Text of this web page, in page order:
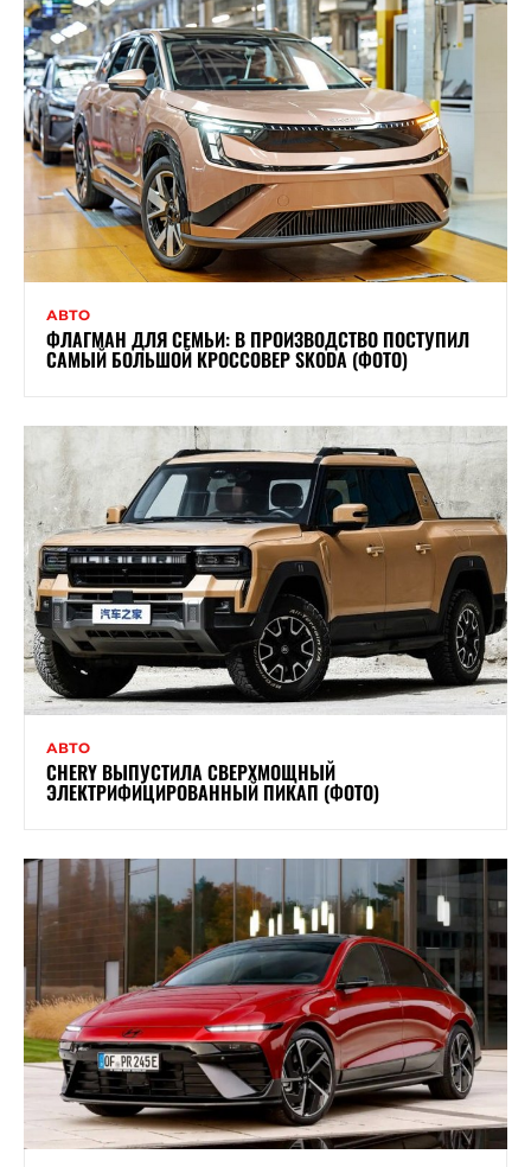
АВТО
ФЛАГМАН ДЛЯ СЕМЬИ: В ПРОИЗВОДСТВО ПОСТУПИЛ
САМЫЙ БОЛЬШОЙ КРОССОВЕР SKODA (ФОТО)
АВТО
CHERY ВЫПУСТИЛА СВЕРХМОЩНЫЙ
ЭЛЕКТРИФИЦИРОВАННЫЙ ПИКАП (ФОТО)